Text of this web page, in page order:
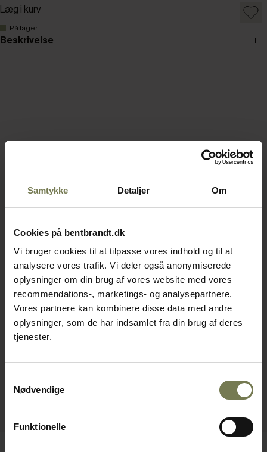
Samtykke Detaljer Om
Cookies på bentbrandt.dk
Vi bruger cookies til at tilpasse vores indhold og til at
analysere vores trafik. Vi deler også anonymiserede
oplysninger om din brug af vores website med vores
recommendations-, marketings- og analysepartnere.
Vores partnere kan kombinere disse data med andre
oplysninger, som de har indsamlet fra din brug af deres
tjenester.
Nødvendige
Funktionelle
Læg i kurv
På lager
Beskrivelse